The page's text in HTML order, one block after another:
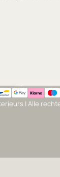
| Alle
Land/regio